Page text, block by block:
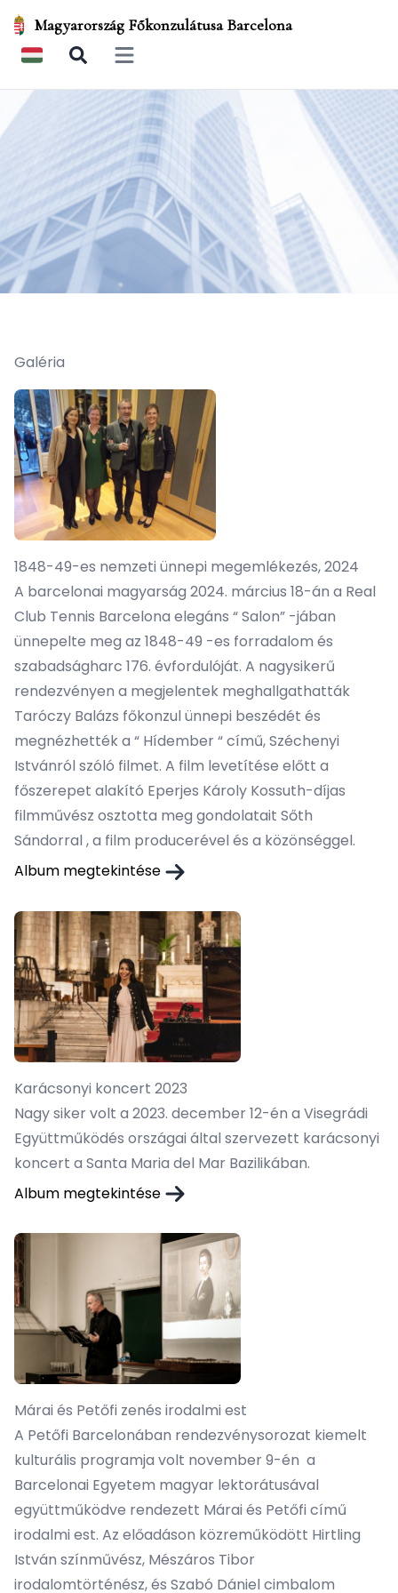
Magyarország Főkonzulátusa Barcelona
Open main menu
Galéria
1848-49-es nemzeti ünnepi megemlékezés, 2024
A barcelonai magyarság 2024. március 18-án a Real
Club Tennis Barcelona elegáns “ Salon” -jában
ünnepelte meg az 1848-49 -es forradalom és
szabadságharc 176. évfordulóját. A nagysikerű
rendezvényen a megjelentek meghallgathatták
Taróczy Balázs főkonzul ünnepi beszédét és
megnézhették a “ Hídember “ című, Széchenyi
Istvánról szóló filmet. A film levetítése előtt a
főszerepet alakító Eperjes Károly Kossuth-díjas
filmművész osztotta meg gondolatait Sőth
Sándorral , a film producerével és a közönséggel.
Album megtekintése
Karácsonyi koncert 2023
Nagy siker volt a 2023. december 12-én a Visegrádi
Együttműködés országai által szervezett karácsonyi
koncert a Santa Maria del Mar Bazilikában.
Album megtekintése
Márai és Petőfi zenés irodalmi est
A Petőfi Barcelonában rendezvénysorozat kiemelt
kulturális programja volt november 9-én a
Barcelonai Egyetem magyar lektorátusával
együttműködve rendezett Márai és Petőfi című
irodalmi est. Az előadáson közreműködött Hirtling
István színművész, Mészáros Tibor
irodalomtörténész, és Szabó Dániel cimbalom